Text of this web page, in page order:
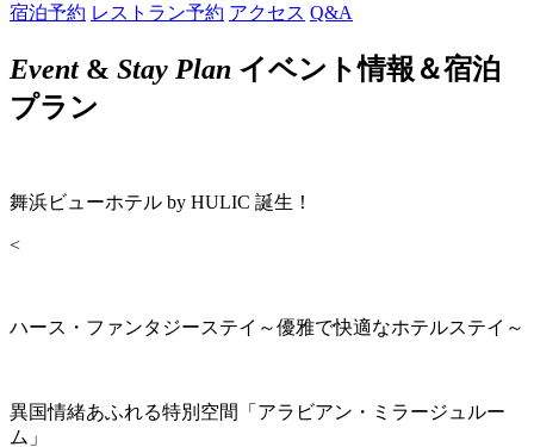
宿泊予約 レストラン予約 アクセス Q&A
Event& Stay Plan イベント情報＆宿泊
プラン
舞浜ビューホテル by HULIC 誕生！
<
ハース・ファンタジーステイ～優雅で快適なホテルステイ～
異国情緒あふれる特別空間「アラビアン・ミラージュルー
ム」